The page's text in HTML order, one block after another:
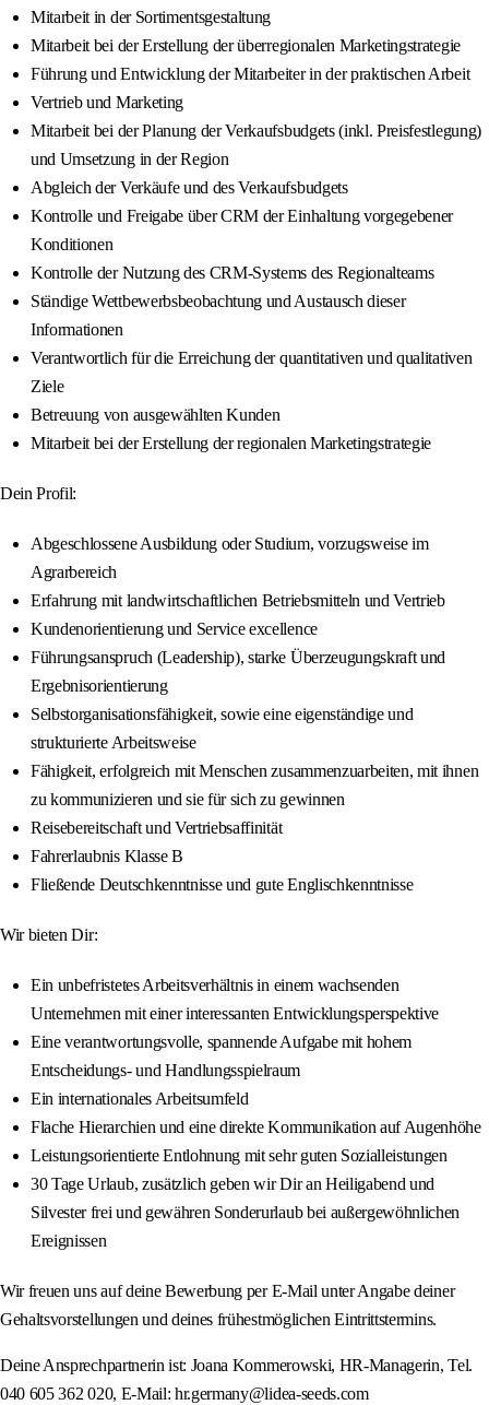
Mitarbeit in der Sortimentsgestaltung
Mitarbeit bei der Erstellung der überregionalen Marketingstrategie
Führung und Entwicklung der Mitarbeiter in der praktischen Arbeit
Vertrieb und Marketing
Mitarbeit bei der Planung der Verkaufsbudgets (inkl. Preisfestlegung)
und Umsetzung in der Region
Abgleich der Verkäufe und des Verkaufsbudgets
Kontrolle und Freigabe über CRM der Einhaltung vorgegebener
Konditionen
Kontrolle der Nutzung des CRM-Systems des Regionalteams
Ständige Wettbewerbsbeobachtung und Austausch dieser
Informationen
Verantwortlich für die Erreichung der quantitativen und qualitativen
Ziele
Betreuung von ausgewählten Kunden
Mitarbeit bei der Erstellung der regionalen Marketingstrategie
Dein Profil:
Abgeschlossene Ausbildung oder Studium, vorzugsweise im
Agrarbereich
Erfahrung mit landwirtschaftlichen Betriebsmitteln und Vertrieb
Kundenorientierung und Service excellence
Führungsanspruch (Leadership), starke Überzeugungskraft und
Ergebnisorientierung
Selbstorganisationsfähigkeit, sowie eine eigenständige und
strukturierte Arbeitsweise
Fähigkeit, erfolgreich mit Menschen zusammenzuarbeiten, mit ihnen
zu kommunizieren und sie für sich zu gewinnen
Reisebereitschaft und Vertriebsaffinität
Fahrerlaubnis Klasse B
Fließende Deutschkenntnisse und gute Englischkenntnisse
Wir bieten Dir:
Ein unbefristetes Arbeitsverhältnis in einem wachsenden
Unternehmen mit einer interessanten Entwicklungsperspektive
Eine verantwortungsvolle, spannende Aufgabe mit hohem
Entscheidungs- und Handlungsspielraum
Ein internationales Arbeitsumfeld
Flache Hierarchien und eine direkte Kommunikation auf Augenhöhe
Leistungsorientierte Entlohnung mit sehr guten Sozialleistungen
30 Tage Urlaub, zusätzlich geben wir Dir an Heiligabend und
Silvester frei und gewähren Sonderurlaub bei außergewöhnlichen
Ereignissen
Wir freuen uns auf deine Bewerbung per E-Mail unter Angabe deiner
Gehaltsvorstellungen und deines frühestmöglichen Eintrittstermins.
Deine Ansprechpartnerin ist: Joana Kommerowski, HR-Managerin, Tel.
040 605 362 020, E-Mail: hr.germany@lidea-seeds.com